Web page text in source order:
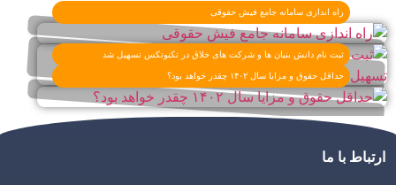
راه اندازی سامانه جامع فیش حقوقی
ثبت نام دانش بنیان ها و شرکت های خلاق در تکنوتکس تسهیل شد
حداقل حقوق و مزایا سال ۱۴۰۲ چقدر خواهد بود؟
ارتباط با ما